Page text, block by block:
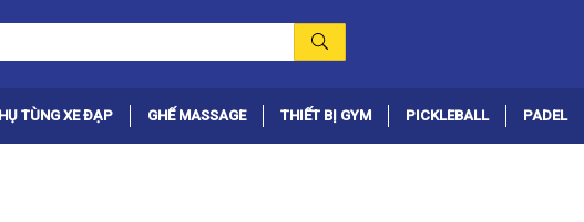
TÙNG XE ĐẠP GHẾ MASSAGE THIẾT BỊ GYM PICKLEBALL PADEL